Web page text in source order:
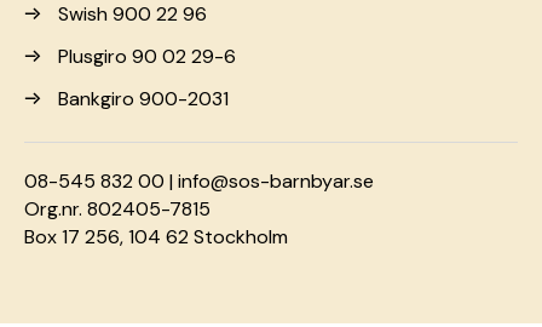
Swish 900 22 96
Plusgiro 90 02 29-6
Bankgiro 900-2031
08-545 832 00 |info@sos-barnbyar.se
Org.nr. 802405-7815
Box 17 256, 104 62 Stockholm